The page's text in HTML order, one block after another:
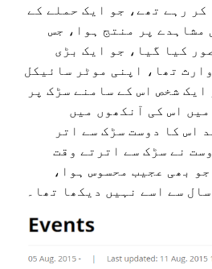
کر رہے تھے، جو ایک حملے کے
مشاہدے پر منتج ہوا، جس
کیا گیا، جو ایک بڑی
تھا، اپنی موٹر سائیکل
ایک شخص اس کے سامنے سڑک پر
اس کی آنکھوں میں
اس کا دوست سڑک سے اتر
نے سڑک سے اترتے وقت
بھی عجیب محسوس ہوا،